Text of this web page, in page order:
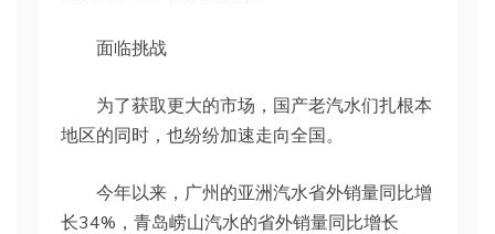
面临挑战
为了获取更大的市场，国产老汽水们扎根本
地区的同时，也纷纷加速走向全国。
今年以来，广州的亚洲汽水省外销量同比增
长34%，青岛崂山汽水的省外销量同比增长